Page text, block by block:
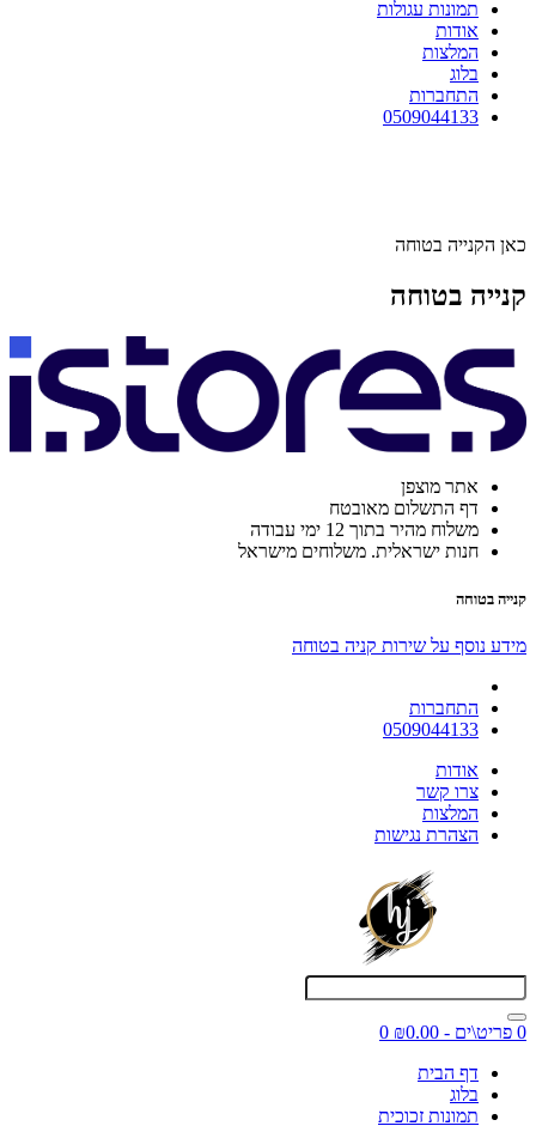
תמונות עגולות
אודות
המלצות
בלוג
התחברות
0509044133
כאן הקנייה בטוחה
קנייה בטוחה
אתר מוצפן
דף התשלום מאובטח
משלוח מהיר בתוך 12 ימי עבודה
חנות ישראלית. משלוחים מישראל
קנייה בטוחה
מידע נוסף על שירות קניה בטוחה
התחברות
0509044133
אודות
צרו קשר
המלצות
הצהרת נגישות
0 פריט\ים - ₪0.00
0
דף הבית
בלוג
תמונות זכוכית